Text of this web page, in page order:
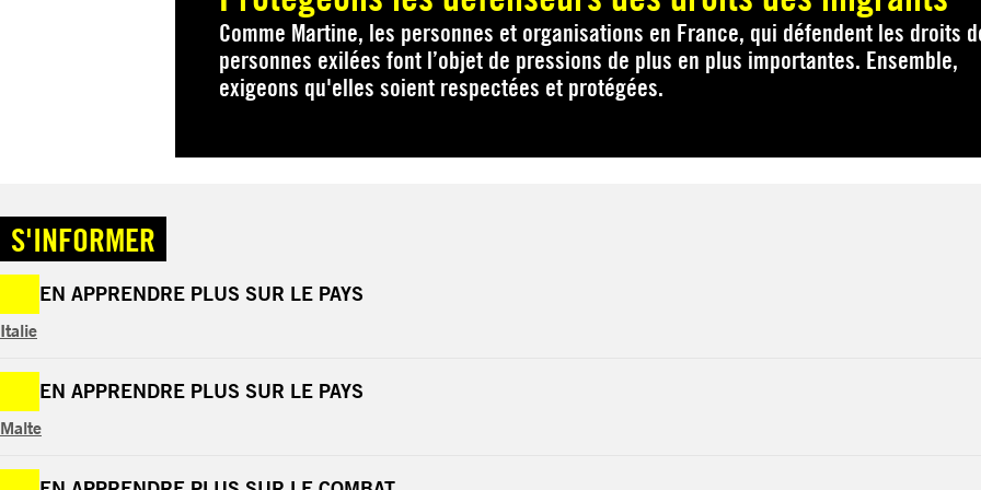
Comme Martine, les personnes et organisations en France, qui défendent les droits
personnes exilées font l’objet de pressions de plus en plus importantes. Ensemble,
exigeons qu'elles soient respectées et protégées.
S'INFORMER
EN APPRENDRE PLUS SUR LE PAYS
Italie
EN APPRENDRE PLUS SUR LE PAYS
Malte